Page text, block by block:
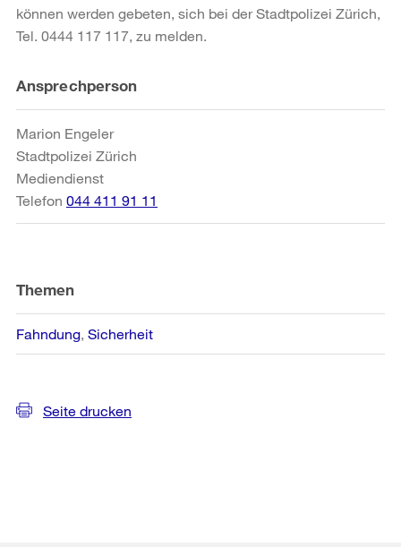
können werden gebeten, sich bei der Stadtpolizei Zürich,
Tel. 0444 117 117, zu melden.
Weitere
Informationen
Ansprechperson
Marion Engeler
Stadtpolizei Zürich
Mediendienst
Telefon 044 411 91 11
Themen
Fahndung Sicherheit
Seite drucken